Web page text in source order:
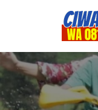
ke
konten